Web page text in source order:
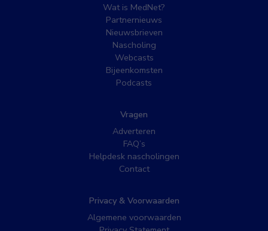
Wat is MedNet?
Partnernieuws
Nieuwsbrieven
Nascholing
Webcasts
Bijeenkomsten
Podcasts
Vragen
Adverteren
FAQ’s
Helpdesk nascholingen
Contact
Privacy & Voorwaarden
Algemene voorwaarden